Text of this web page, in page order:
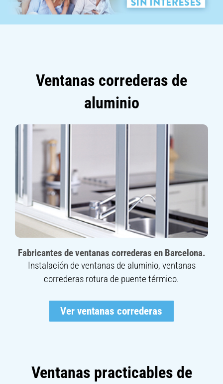
Ventanas correderas de
aluminio
Fabricantes de ventanas correderas en Barcelona.
Instalación de ventanas de aluminio, ventanas
correderas rotura de puente térmico.
Ver ventanas correderas
Ventanas practicables de